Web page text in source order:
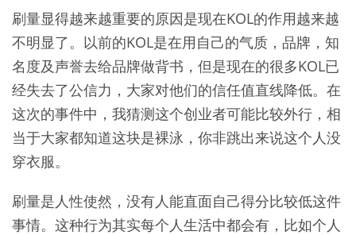
刷量显得越来越重要的原因是现在KOL的作用越来越
不明显了。以前的KOL是在用自己的气质，品牌，知
名度及声誉去给品牌做背书，但是现在的很多KOL已
经失去了公信力，大家对他们的信任值直线降低。在
这次的事件中，我猜测这个创业者可能比较外行，相
当于大家都知道这块是裸泳，你非跳出来说这个人没
穿衣服。
刷量是人性使然，没有人能直面自己得分比较低这件
事情。这种行为其实每个人生活中都会有，比如个人